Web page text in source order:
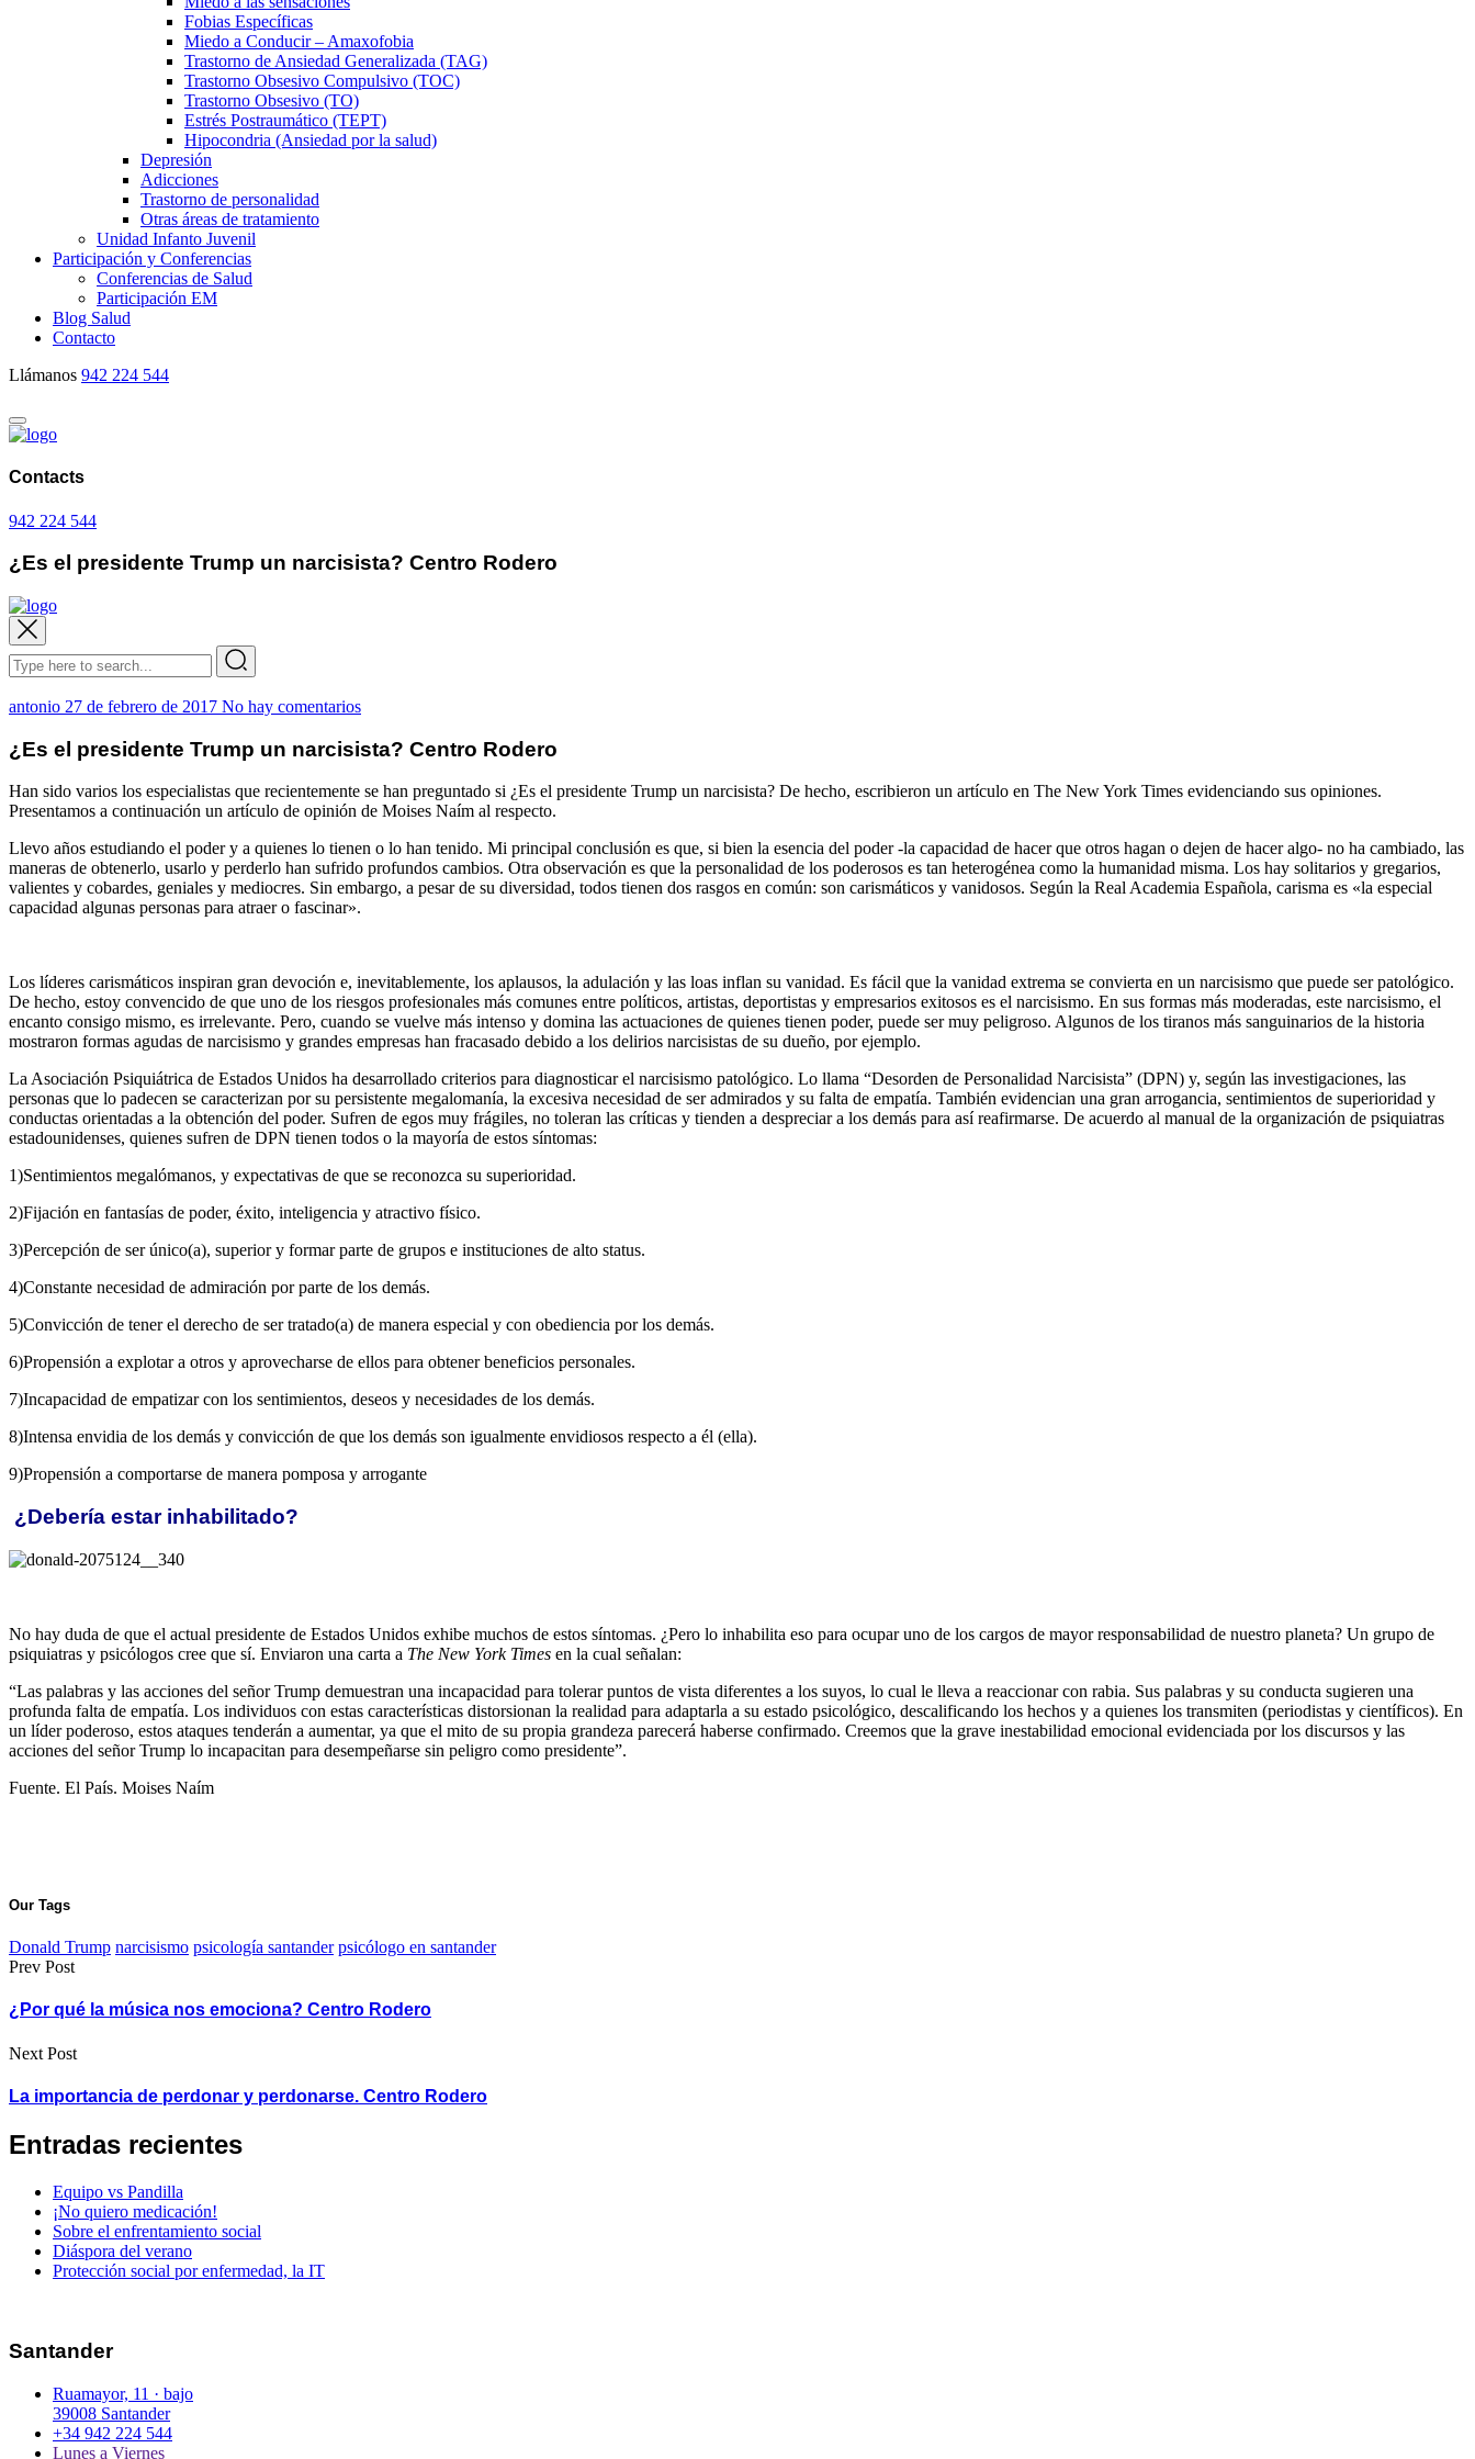
Fobias Específicas
Miedo a Conducir – Amaxofobia
Trastorno de Ansiedad Generalizada (TAG)
Trastorno Obsesivo Compulsivo (TOC)
Trastorno Obsesivo (TO)
Estrés Postraumático (TEPT)
Hipocondria (Ansiedad por la salud)
Depresión
Adicciones
Trastorno de personalidad
Otras áreas de tratamiento
Unidad Infanto Juvenil
Participación y Conferencias
Conferencias de Salud
Participación EM
Blog Salud
Contacto
Llámanos 942 224 544
Contacts
942 224 544
¿Es el presidente Trump un narcisista? Centro Rodero
antonio 27 de febrero de 2017 No hay comentarios
¿Es el presidente Trump un narcisista? Centro Rodero
Han sido varios los especialistas que recientemente se han preguntado si ¿Es el presidente Trump un narcisista? De hecho, escribieron un artículo en The New York Times evidenciando sus opiniones.
Presentamos a continuación un artículo de opinión de Moises Naím al respecto.
Llevo años estudiando el poder y a quienes lo tienen o lo han tenido. Mi principal conclusión es que, si bien la esencia del poder -la capacidad de hacer que otros hagan o dejen de hacer algo- no ha cambiado, las
maneras de obtenerlo, usarlo y perderlo han sufrido profundos cambios. Otra observación es que la personalidad de los poderosos es tan heterogénea como la humanidad misma. Los hay solitarios y gregarios,
valientes y cobardes, geniales y mediocres. Sin embargo, a pesar de su diversidad, todos tienen dos rasgos en común: son carismáticos y vanidosos. Según la Real Academia Española, carisma es «la especial
capacidad algunas personas para atraer o fascinar».
Los líderes carismáticos inspiran gran devoción e, inevitablemente, los aplausos, la adulación y las loas inflan su vanidad. Es fácil que la vanidad extrema se convierta en un narcisismo que puede ser patológico.
De hecho, estoy convencido de que uno de los riesgos profesionales más comunes entre políticos, artistas, deportistas y empresarios exitosos es el narcisismo. En sus formas más moderadas, este narcisismo, el
encanto consigo mismo, es irrelevante. Pero, cuando se vuelve más intenso y domina las actuaciones de quienes tienen poder, puede ser muy peligroso. Algunos de los tiranos más sanguinarios de la historia
mostraron formas agudas de narcisismo y grandes empresas han fracasado debido a los delirios narcisistas de su dueño, por ejemplo.
La Asociación Psiquiátrica de Estados Unidos ha desarrollado criterios para diagnosticar el narcisismo patológico. Lo llama “Desorden de Personalidad Narcisista” (DPN) y, según las investigaciones, las
personas que lo padecen se caracterizan por su persistente megalomanía, la excesiva necesidad de ser admirados y su falta de empatía. También evidencian una gran arrogancia, sentimientos de superioridad y
conductas orientadas a la obtención del poder. Sufren de egos muy frágiles, no toleran las críticas y tienden a despreciar a los demás para así reafirmarse. De acuerdo al manual de la organización de psiquiatras
estadounidenses, quienes sufren de DPN tienen todos o la mayoría de estos síntomas:
1)Sentimientos megalómanos, y expectativas de que se reconozca su superioridad.
2)Fijación en fantasías de poder, éxito, inteligencia y atractivo físico.
3)Percepción de ser único(a), superior y formar parte de grupos e instituciones de alto status.
4)Constante necesidad de admiración por parte de los demás.
5)Convicción de tener el derecho de ser tratado(a) de manera especial y con obediencia por los demás.
6)Propensión a explotar a otros y aprovecharse de ellos para obtener beneficios personales.
7)Incapacidad de empatizar con los sentimientos, deseos y necesidades de los demás.
8)Intensa envidia de los demás y convicción de que los demás son igualmente envidiosos respecto a él (ella).
9)Propensión a comportarse de manera pomposa y arrogante
¿Debería estar inhabilitado?
No hay duda de que el actual presidente de Estados Unidos exhibe muchos de estos síntomas. ¿Pero lo inhabilita eso para ocupar uno de los cargos de mayor responsabilidad de nuestro planeta? Un grupo de
psiquiatras y psicólogos cree que sí. Enviaron una carta a The New York Times en la cual señalan:
“Las palabras y las acciones del señor Trump demuestran una incapacidad para tolerar puntos de vista diferentes a los suyos, lo cual le lleva a reaccionar con rabia. Sus palabras y su conducta sugieren una
profunda falta de empatía. Los individuos con estas características distorsionan la realidad para adaptarla a su estado psicológico, descalificando los hechos y a quienes los transmiten (periodistas y científicos). En
un líder poderoso, estos ataques tenderán a aumentar, ya que el mito de su propia grandeza parecerá haberse confirmado. Creemos que la grave inestabilidad emocional evidenciada por los discursos y las
acciones del señor Trump lo incapacitan para desempeñarse sin peligro como presidente”.
Fuente. El País. Moises Naím
Our Tags
Donald Trump narcisismo psicología santander psicólogo en santander
Prev Post
¿Por qué la música nos emociona? Centro Rodero
Next Post
La importancia de perdonar y perdonarse. Centro Rodero
Entradas recientes
Equipo vs Pandilla
¡No quiero medicación!
Sobre el enfrentamiento social
Diáspora del verano
Protección social por enfermedad, la IT
Santander
Ruamayor, 11 · bajo
39008 Santander
+34 942 224 544
Lunes a Viernes